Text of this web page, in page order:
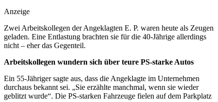
Anzeige
Zwei Arbeitskollegen der Angeklagten E. P. waren heute als Zeugen
geladen. Eine Entlastung brachten sie für die 40-Jährige allerdings
nicht – eher das Gegenteil.
Arbeitskollegen wundern sich über teure PS-starke Autos
Ein 55-Jähriger sagte aus, dass die Angeklagte im Unternehmen
durchaus bekannt sei. „Sie erzählte manchmal, wenn sie wieder
geblitzt wurde“. Die PS-starken Fahrzeuge fielen auf dem Parkplatz